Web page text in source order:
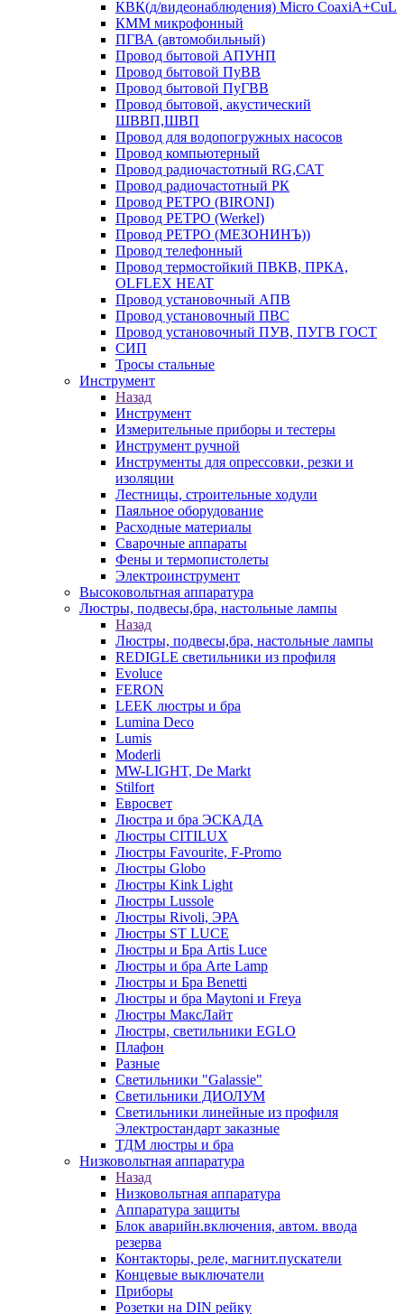
КВК(д/видеонаблюдения) Micro CoaxiA+CuL
КММ микрофонный
ПГВА (автомобильный)
Провод бытовой АПУНП
Провод бытовой ПуВВ
Провод бытовой ПуГВВ
Провод бытовой, акустический
ШВВП,ШВП
Провод для водопогружных насосов
Провод компьютерный
Провод радиочастотный RG,САТ
Провод радиочастотный РК
Провод РЕТРО (BIRONI)
Провод РЕТРО (Werkel)
Провод РЕТРО (МЕЗОНИНЪ))
Провод телефонный
Провод термостойкий ПВКВ, ПРКА,
OLFLEX HEAT
Провод установочный АПВ
Провод установочный ПВС
Провод установочный ПУВ, ПУГВ ГОСТ
СИП
Тросы стальные
Инструмент
Назад
Инструмент
Измерительные приборы и тестеры
Инструмент ручной
Инструменты для опрессовки, резки и
изоляции
Лестницы, строительные ходули
Паяльное оборудование
Расходные материалы
Сварочные аппараты
Фены и термопистолеты
Электроинструмент
Высоковольтная аппаратура
Люстры, подвесы,бра, настольные лампы
Назад
Люстры, подвесы,бра, настольные лампы
REDIGLE светильники из профиля
Evoluce
FERON
LEEK люстры и бра
Lumina Deco
Lumis
Moderli
MW-LIGHT, De Markt
Stilfort
Евросвет
Люстра и бра ЭСКАДА
Люстры CITILUX
Люстры Favourite, F-Promo
Люстры Globo
Люстры Kink Light
Люстры Lussole
Люстры Rivoli, ЭРА
Люстры ST LUCE
Люстры и Бра Artis Luce
Люстры и бра Arte Lamp
Люстры и Бра Benetti
Люстры и бра Maytoni и Freya
Люстры МаксЛайт
Люстры, светильники EGLO
Плафон
Разные
Светильники "Galassie"
Светильники ДИОЛУМ
Светильники линейные из профиля
Электростандарт заказные
ТДМ люстры и бра
Низковольтная аппаратура
Назад
Низковольтная аппаратура
Аппаратура защиты
Блок аварийн.включения, автом. ввода
резерва
Контакторы, реле, магнит.пускатели
Концевые выключатели
Приборы
Розетки на DIN рейку